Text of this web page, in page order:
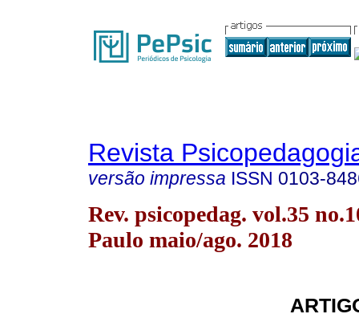
Revista
versão impressa ISSN 0103-
Rev. psicopedag. vol.35
Paulo maio/ago. 2018